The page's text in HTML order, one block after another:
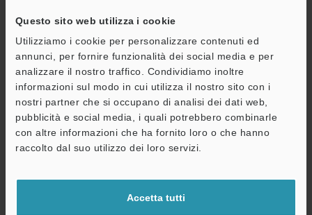
Questo sito web utilizza i cookie
Utilizziamo i cookie per personalizzare contenuti ed
annunci, per fornire funzionalità dei social media e per
analizzare il nostro traffico. Condividiamo inoltre
informazioni sul modo in cui utilizza il nostro sito con i
nostri partner che si occupano di analisi dei dati web,
pubblicità e social media, i quali potrebbero combinarle
con altre informazioni che ha fornito loro o che hanno
raccolto dal suo utilizzo dei loro servizi.
Accetta tutti
NU-EP1 Manuale Utente
PDF:3.4MB /Inglese
Download